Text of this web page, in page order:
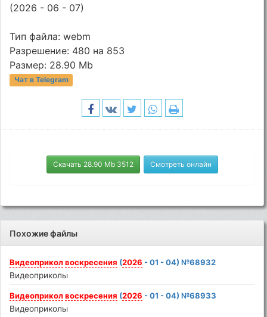
(2026 - 06 - 07)
Тип файла: webm
Разрешение: 480 на 853
Размер: 28.90 Mb
Чат в Telegram
Скачать 28.90 Mb 3512 Смотреть онлайн
Похожие файлы
Видеоприкол воскресения (2026 - 01 - 04) №68932
Видеоприколы
Видеоприкол воскресения (2026 - 01 - 04) №68933
Видеоприколы